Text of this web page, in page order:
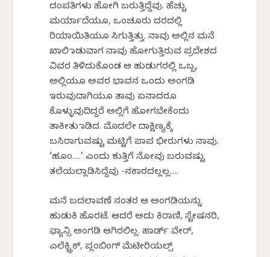
ದಂಪತಿಗಳು ಹೋಗಿ ಬರುತ್ತಿದ್ದೆವು. ಹೆಚ್ಚು
ಮರ್ಯಾದೆಯೂ, ಒಂಚೂರು ದರದಲ್ಲಿ
ರಿಯಾಯಿತಿಯೂ ಸಿಗುತ್ತಿತ್ತು. ನಾವು ಅಲ್ಲಿನ ಮನೆ
ಖಾಲಿ ಮಾಡುವಾಗ ನಾವು ಹೋಗುತ್ತಿರುವ ಪ್ರದೇಶದ
ವಿವರ ತಿಳಿದುಕೊಂಡ ಆ ಹುಡುಗರಲ್ಲಿ ಒಬ್ಬ,
ಅಲ್ಲಿಯೂ ಅವರ ಭಾವನ ಒಂದು ಅಂಗಡಿ
ಇರುವುದಾಗಿಯೂ ತಾವು ಏನಾದರೂ
ಕೊಳ್ಳುವುದಿದ್ದರೆ ಅಲ್ಲಿಗೆ ಹೋಗಬೇಕೆಂದು
ತಾಕೀತು ಮಾಡಿದ. ಮೊದಲೇ ದಾಕ್ಷಿಣ್ಯಕ್ಕೆ
ಬಸಿರಾಗುವಷ್ಟು ಮಟ್ಟಿಗೆ ಪಾಪ ಭೀರುಗಳು ನಾವು.
‘ಹೂಂ.…’ ಎಂದು ಕುತ್ತಿಗೆ ನೋವು ಬರುವಷ್ಟು
ತಲೆಯಲ್ಲಾಡಿಸಿದ್ದೆವು -ನಕಾರದಲ್ಲಲ್ಲ….
ಮನೆ ಬದಲಾವಣೆ ನಂತರ ಆ ಅಂಗಡಿಯನ್ನು
ಹುಡುಕಿ ಹೊರಟೆ. ಆದರೆ ಅದು ಕಿರಾಣಿ, ಸ್ಟೇಷನರಿ,
ಫ್ಯಾನ್ಸಿ ಅಂಗಡಿ ಆಗಿರಲಿಲ್ಲ. ಹಾರ್ಡ್ ವೇರ್,
ಎಲೆಕ್ಟ್ರಿಕ್, ಪ್ಲಂಬಿಂಗ್ ಮೆಟೀರಿಯಲ್ಸ್